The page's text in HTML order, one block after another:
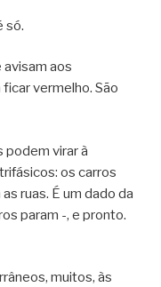
só.
aos
vermelho. São
podem virar à
os carros
ruas. É um dado da
param -, e pronto.
muitos, às